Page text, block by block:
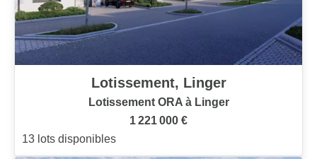
Lotissement, Linger
Lotissement ORA à Linger
1 221 000 €
13 lots disponibles